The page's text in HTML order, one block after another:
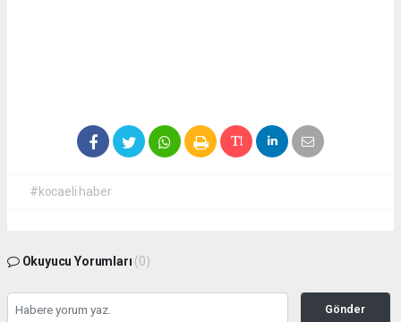
#kocaeli haber
Okuyucu Yorumları (0)
Gönder